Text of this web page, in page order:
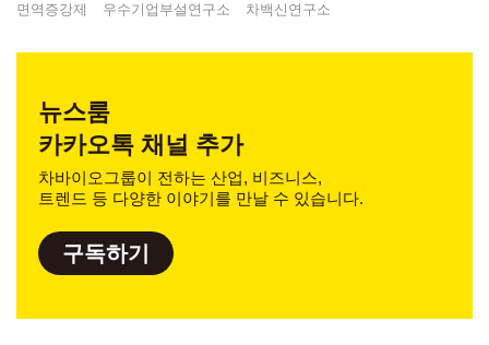
면역증강제 우수기업부설연구소 차백신연구소
뉴스룸
카카오톡 채널 추가
차바이오그룹이 전하는 산업, 비즈니스,
트렌드 등 다양한 이야기를 만날 수 있습니다.
구독하기